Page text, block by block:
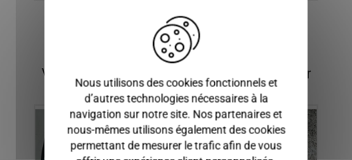
Vous pourriez également être intéressé par
Nous utilisons des cookies fonctionnels et
d’autres technologies nécessaires à la
navigation sur notre site. Nos partenaires et
nous-mêmes utilisons également des cookies
permettant de mesurer le trafic afin de vous